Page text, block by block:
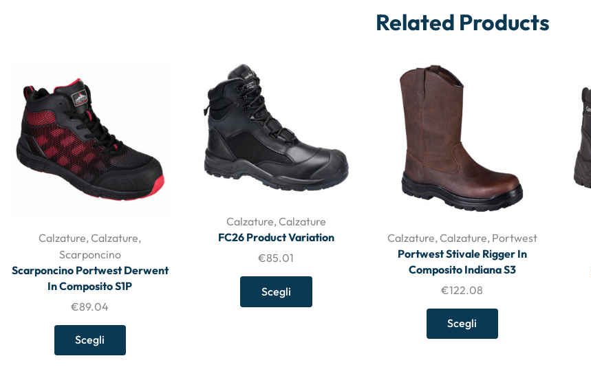
Related Products
Calzature,Calzature,
Scarponcino
Scarponcino Portwest Derwent
In Composito S1P
€89.04
Scegli
Calzature,Calzature
FC26 Product Variation
€85.01
Scegli
Calzature, Calzature, Portwest
Portwest Stivale Rigger In
Composito Indiana S3
€122.08
Scegli